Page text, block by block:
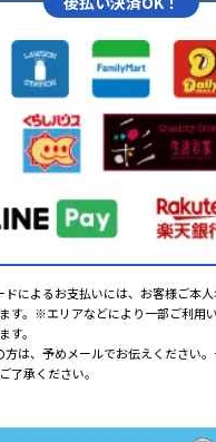
によるお支払いには、お客様ご本人
す。※エリアなどにより一部ご利用
す。
は、予めメールでお伝えください。
了承ください。